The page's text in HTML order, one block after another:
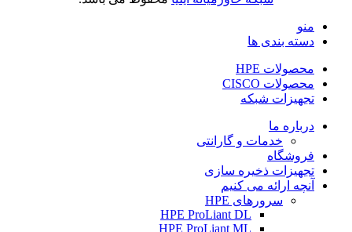
منو
دسته بندی ها
محصولات HPE
محصولات CISCO
تجهیزات شبکه
درباره ما
خدمات و گارانتی
فروشگاه
تجهیزات ذخیره سازی
آنچه ارائه می کنیم
سرورهای HPE
HPE ProLiant DL
HPE ProLiant ML